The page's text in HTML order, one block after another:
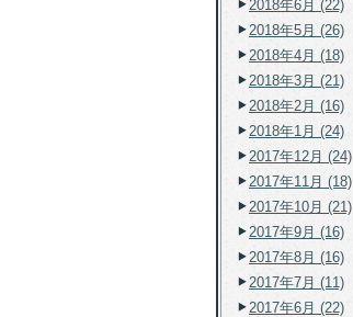
2018年6月 (22)
2018年5月 (26)
2018年4月 (18)
2018年3月 (21)
2018年2月 (16)
2018年1月 (24)
2017年12月 (24)
2017年11月 (18)
2017年10月 (21)
2017年9月 (16)
2017年8月 (16)
2017年7月 (11)
2017年6月 (22)